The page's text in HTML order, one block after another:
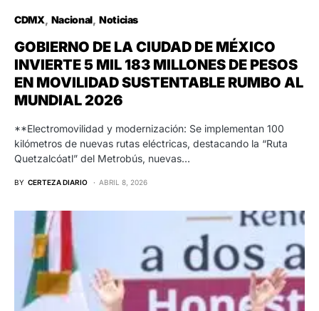
CDMX Nacional Noticias
GOBIERNO DE LA CIUDAD DE MÉXICO
INVIERTE 5 MIL 183 MILLONES DE PESOS
EN MOVILIDAD SUSTENTABLE RUMBO AL
MUNDIAL 2026
**Electromovilidad y modernización: Se implementan 100
kilómetros de nuevas rutas eléctricas, destacando la “Ruta
Quetzalcóatl” del Metrobús, nuevas…
BY CERTEZA DIARIO ABRIL 8, 2026